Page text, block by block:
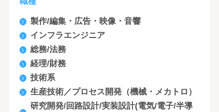
製作/編集・広告・映像・音響
インフラエンジニア
総務/法務
経理/財務
技術系
生産技術／プロセス開発（機械・メカトロ）
研究開発/回路設計/実装設計(電気/電子/半導